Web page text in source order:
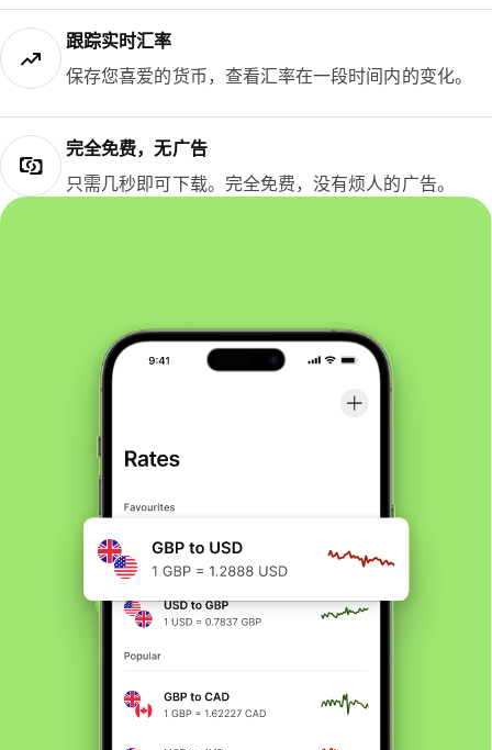
跟踪实时汇率
保存您喜爱的货币，查看汇率在一段时间内的变化。
完全免费，无广告
只需几秒即可下载。完全免费，没有烦人的广告。